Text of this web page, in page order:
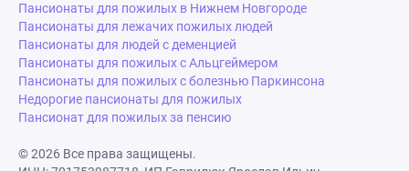
Пансионаты для пожилых в Нижнем Новгороде
Пансионаты для лежачих пожилых людей
Пансионаты для людей с деменцией
Пансионаты для пожилых с Альцгеймером
Пансионаты для пожилых с болезнью Паркинсона
Недорогие пансионаты для пожилых
Пансионат для пожилых за пенсию
© 2026 Все права защищены.